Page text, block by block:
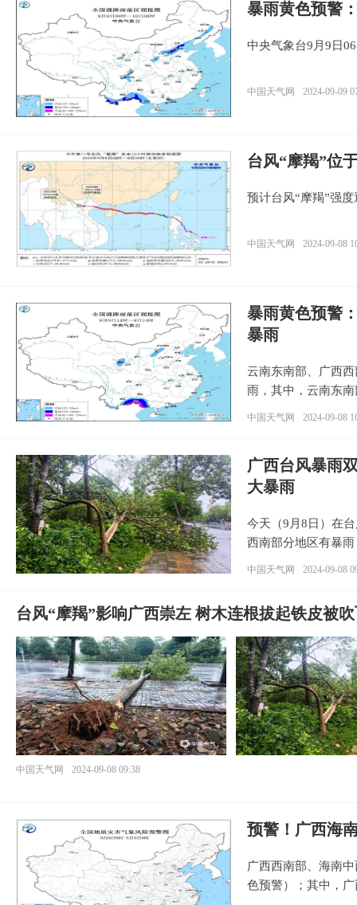
暴雨黄色预警
中央气象台9月9日
中国天气网 2024-09-09
台风“摩羯”位
预计台风“摩羯”强
中国天气网 2024-09-08
暴雨黄色预警
暴雨
云南东南部、广西
雨，其中，云南东
中国天气网 2024-09-08
广西台风暴雨
大暴雨
今天（9月8日）在
西南部分地区有暴
中国天气网 2024-09-08
台风“摩羯”影响广西崇左 树木连根拔起铁皮被
中国天气网 2024-09-08 09:38
预警！广西海
广西西南部、海南
色预警）；其中，